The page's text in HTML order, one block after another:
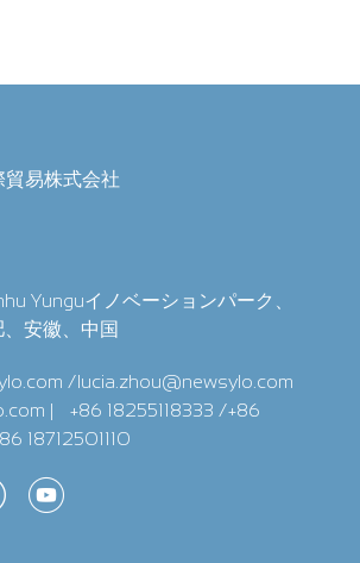
Yunguイノベーションパーク、
安徽、中国
/lucia.zhou@newsylo.com
|
+86 18255118333 /+86
18712501110